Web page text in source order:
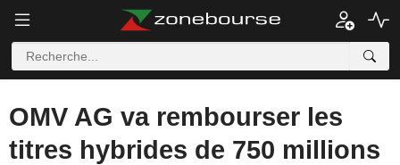
OMV AG va rembourser les
titres hybrides de 750 millions